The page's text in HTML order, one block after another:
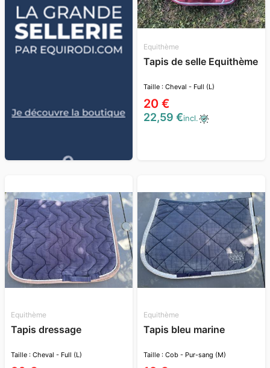
Equithème
Tapis de selle Equithème
Taille : Cheval - Full (L)
20 €
22,59 €incl.
Equithème
Tapis dressage
Taille : Cheval - Full (L)
Equithème
Tapis bleu marine
Taille : Cob - Pur-sang (M)